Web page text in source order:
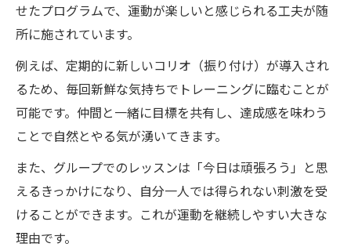
せたプログラムで、運動が楽しいと感じられる工夫が随
所に施されています。
例えば、定期的に新しいコリオ（振り付け）が導入され
るため、毎回新鮮な気持ちでトレーニングに臨むことが
可能です。仲間と一緒に目標を共有し、達成感を味わう
ことで自然とやる気が湧いてきます。
また、グループでのレッスンは「今日は頑張ろう」と思
えるきっかけになり、自分一人では得られない刺激を受
けることができます。これが運動を継続しやすい大きな
理由です。